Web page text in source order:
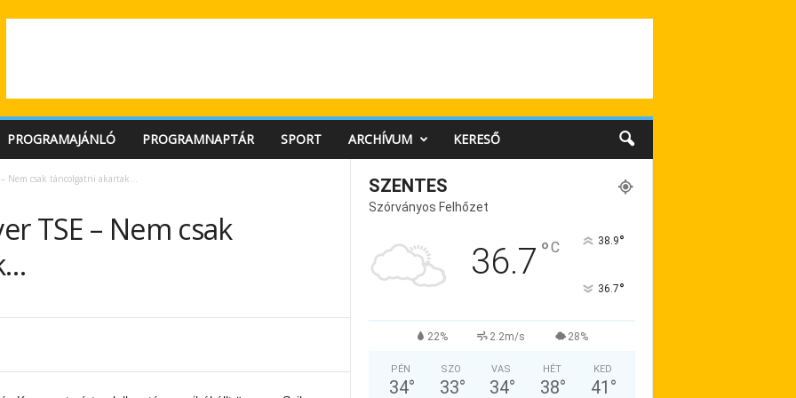
PROGRAMAJÁNLÓ PROGRAMNAPTÁR SPORT ARCHÍVUM KERESŐ
Nem csak táncolgatni akartak…
TSE – Nem csak
SZENTES
Szórványos Felhőzet
36.7 °C 38.9°
36.7°
22% 2.2m/s 28%
PÉN
34°
SZO
33°
VAS
34°
HÉT
38°
KED
41 °